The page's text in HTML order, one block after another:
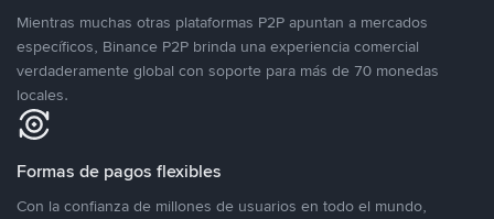
Mientras muchas otras plataformas P2P apuntan a mercados
específicos, Binance P2P brinda una experiencia comercial
verdaderamente global con soporte para más de 70 monedas
locales.
Formas de pagos flexibles
Con la confianza de millones de usuarios en todo el mundo,